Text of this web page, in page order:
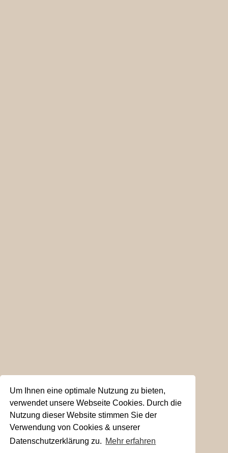
Um Ihnen eine optimale Nutzung zu bieten,
verwendet unsere Webseite Cookies. Durch die
Nutzung dieser Website stimmen Sie der
Verwendung von Cookies & unserer
Datenschutzerklärung zu. Mehr erfahren